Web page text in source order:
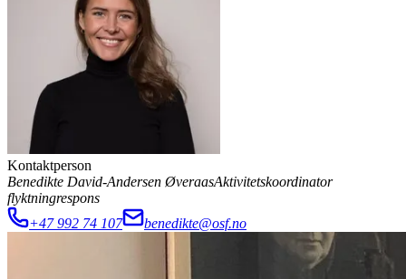
Kontaktperson
Benedikte David-Andersen ØveraasAktivitetskoordinator
flyktningrespons
+47 992 74 107
benedikte@osf.no